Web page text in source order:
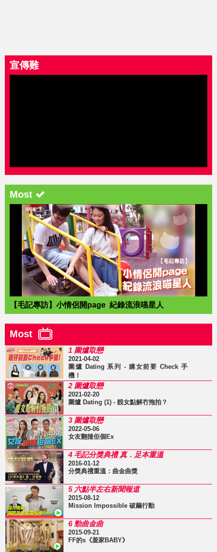
宣傳難
Most
【毛記專訪】小情侶開page 紀錄流浪喵星人
Most
1 圍爐取戀
2021-04-02
圍爐 Dating 系列 - 媾女前要 Check 手
機！
2 圍爐取戀
2021-02-20
圍爐 Dating (1) - 靚女點解冇拖拍？
3 圍爐取戀
2022-05-06
女友翻撻佢個Ex
4 毛記分獎典禮 真．足本重溫
2016-01-12
分獎典禮重溫：曲金曲獎
5 六點半左右新聞報道
2015-08-12
Mission Impossible 破繭行動
6 勁曲金曲
2015-09-21
FF的s《羞家BABY》